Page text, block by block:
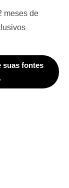
meses de
suas fontes